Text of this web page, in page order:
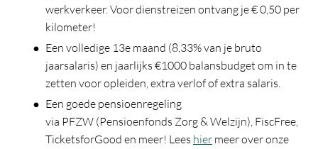
werkverkeer. Voor dienstreizen ontvang je € 0,50 per
kilometer!
Een volledige 13e maand (8,33% van je bruto
jaarsalaris) en jaarlijks €1000 balansbudget om in te
zetten voor opleiden, extra verlof of extra salaris.
Een goede pensioenregeling
via PFZW (Pensioenfonds Zorg & Welzijn), FiscFree,
TicketsforGood en meer! Lees hier meer over onze